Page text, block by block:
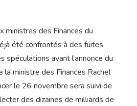
ministres des Finances du
été confrontés à des fuites
spéculations avant l’annonce du
ministre des Finances Rachel
le 26 novembre sera suivi de
des dizaines de milliards de